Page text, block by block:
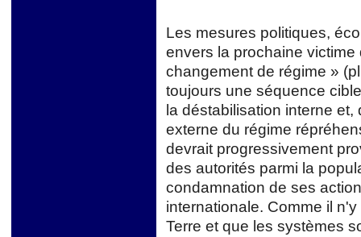
Les mesures politiques,
envers la prochaine
changement de régime »
toujours une séquence
la déstabilisation interne
externe du régime
devrait progressivement
des autorités parmi la
condamnation de ses
internationale. Comme il
Terre et que les systèmes